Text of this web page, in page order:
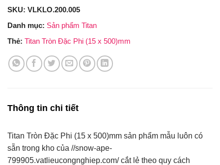
SKU: VLKLO.200.005
Danh mục: Sản phẩm Titan
Thẻ: Titan Tròn Đặc Phi (15 x 500)mm
Thông tin chi tiết
Titan Tròn Đặc Phi (15 x 500)mm sản phẩm mẫu luôn có
sẵn trong kho của //snow-ape-
799905.vatlieucongnghiep.com/ cắt lẻ theo quy cách